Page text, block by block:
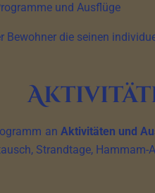
und Ausflüge
Bewohner die seinen
an Aktivitäten und
Strandtage,